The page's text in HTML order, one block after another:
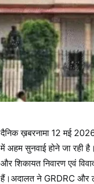
दैनिक ख़बरनामा 12 मई
में अहम सुनवाई होने जा रही
और शिकायत निवारण एवं
हैं।अदालत ने GRDRC और